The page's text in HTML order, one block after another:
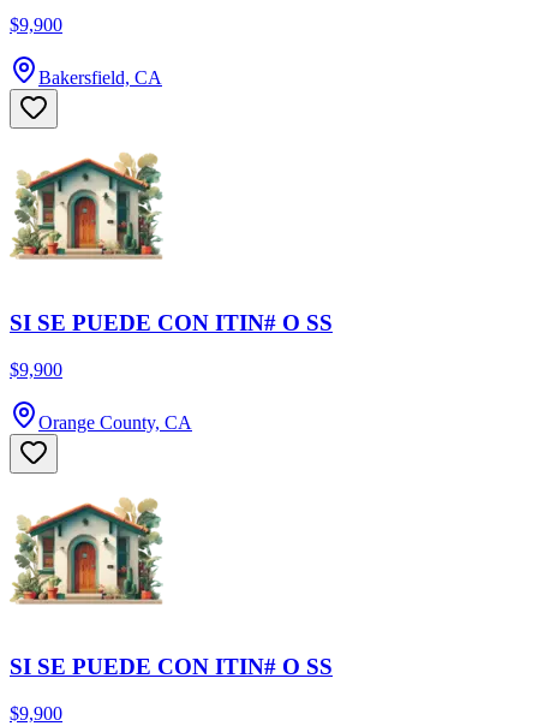
$9,900
Bakersfield, CA
SI SE PUEDE CON ITIN# O SS
$9,900
Orange County, CA
SI SE PUEDE CON ITIN# O SS
$9,900